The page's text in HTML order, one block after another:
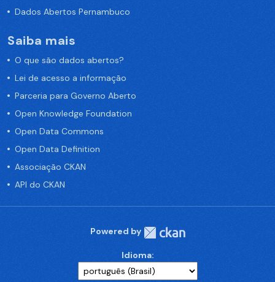
Dados Abertos Pernambuco
Saiba mais
O que são dados abertos?
Lei de acesso a informação
Parceria para Governo Aberto
Open Knowledge Foundation
Open Data Commons
Open Data Definition
Associação CKAN
API do CKAN
Powered by
Idioma